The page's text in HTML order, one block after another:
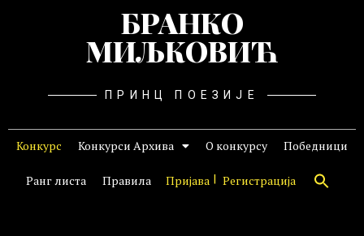
БРАНКО
МИЉКОВИЋ
ПРИНЦ ПОЕЗИЈЕ
Конкурс Конкурси Архива О конкурсу Победници
Ранг листа Правила Пријава Регистрација